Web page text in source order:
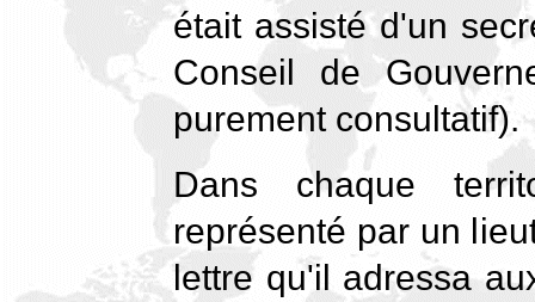
était assisté d'un
Conseil de
purement consultatif).
Dans chaque
représenté par un
lettre qu'il adressa